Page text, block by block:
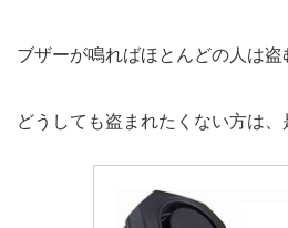
ブザーが鳴ればほとんどの人は盗
どうしても盗まれたくない方は、